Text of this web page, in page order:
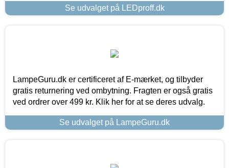
Se udvalget på LEDproff.dk
LampeGuru.dk er certificeret af E-mærket, og tilbyder
gratis returnering ved ombytning. Fragten er også gratis
ved ordrer over 499 kr. Klik her for at se deres udvalg.
Se udvalget på LampeGuru.dk